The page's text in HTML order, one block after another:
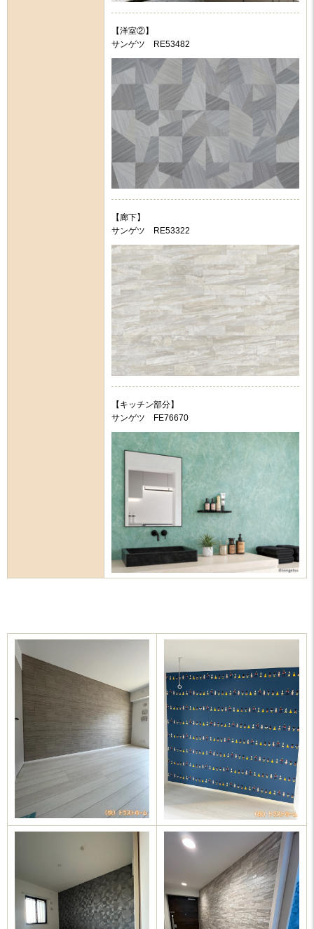
【洋室②】
サンゲツ RE53482
【廊下】
サンゲツ RE53322
【キッチン部分】
サンゲツ FE76670